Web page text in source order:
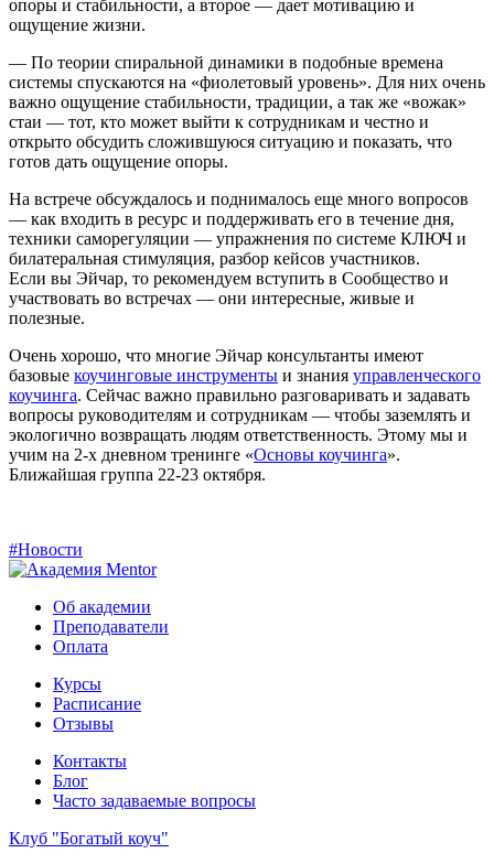
опоры и стабильности, а второе — дает мотивацию и
ощущение жизни.
— По теории спиральной динамики в подобные времена
системы спускаются на «фиолетовый уровень». Для них очень
важно ощущение стабильности, традиции, а так же «вожак»
стаи — тот, кто может выйти к сотрудникам и честно и
открыто обсудить сложившуюся ситуацию и показать, что
готов дать ощущение опоры.
На встрече обсуждалось и поднималось еще много вопросов
— как входить в ресурс и поддерживать его в течение дня,
техники саморегуляции — упражнения по системе КЛЮЧ и
билатеральная стимуляция, разбор кейсов участников.
Если вы Эйчар, то рекомендуем вступить в Сообщество и
участвовать во встречах — они интересные, живые и
полезные.
Очень хорошо, что многие Эйчар консультанты имеют
базовые коучинговые инструменты и знания управленческого
коучинга. Сейчас важно правильно разговаривать и задавать
вопросы руководителям и сотрудникам — чтобы заземлять и
экологично возвращать людям ответственность. Этому мы и
учим на 2-х дневном тренинге «Основы коучинга».
Ближайшая группа 22-23 октября.
#Новости
Об академии
Преподаватели
Оплата
Курсы
Расписание
Отзывы
Контакты
Блог
Часто задаваемые вопросы
Клуб "Богатый коуч"